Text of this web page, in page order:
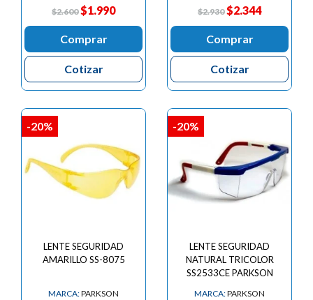
$2.600 $1.990
Comprar
Cotizar
$2.930 $2.344
Comprar
Cotizar
LENTE SEGURIDAD
AMARILLO SS-8075
MARCA:PARKSON
-20%
LENTE SEGURIDAD
NATURAL TRICOLOR
SS2533CE PARKSON
MARCA:PARKSON
-20%